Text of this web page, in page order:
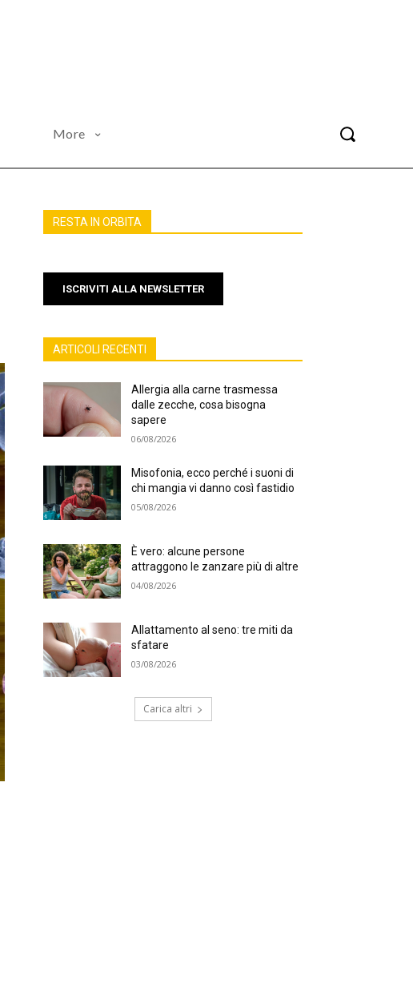
More
RESTA IN ORBITA
ISCRIVITI ALLA NEWSLETTER
ARTICOLI RECENTI
Allergia alla carne trasmessa
dalle zecche, cosa bisogna
sapere
06/08/2026
Misofonia, ecco perché i suoni di
chi mangia vi danno così fastidio
05/08/2026
È vero: alcune persone
attraggono le zanzare più di altre
04/08/2026
Allattamento al seno: tre miti da
sfatare
03/08/2026
Carica altri